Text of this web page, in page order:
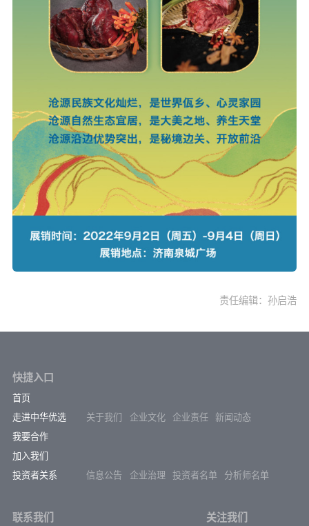
责任编辑：孙启浩
快捷入口
首页
走进中华优选
关于我们 企业文化 企业责任 新闻动态
我要合作
加入我们
投资者关系
信息公告 企业治理 投资者名单 分析师名单
联系我们 关注我们